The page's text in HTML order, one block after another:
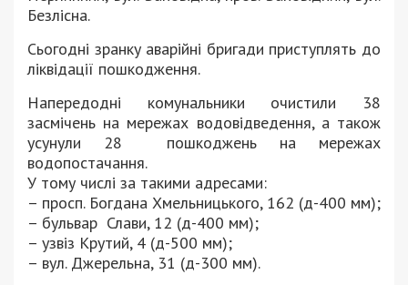
Безлісна.
Сьогодні зранку аварійні бригади приступлять до
ліквідації пошкодження.
Напередодні комунальники очистили 38
засмічень на мережах водовідведення, а також
усунули 28 пошкоджень на мережах
водопостачання.
У тому числі за такими адресами:
– просп. Богдана Хмельницького, 162 (д-400 мм);
– бульвар Слави, 12 (д-400 мм);
– узвіз Крутий, 4 (д-500 мм);
– вул. Джерельна, 31 (д-300 мм).